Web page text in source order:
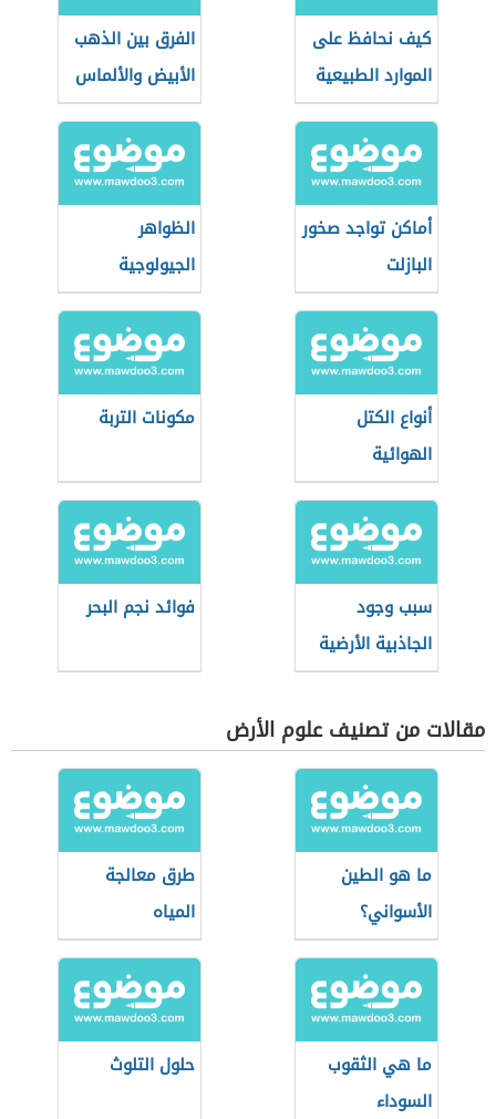
كيف نحافظ على
الموارد الطبيعية
الفرق بين الذهب
الأبيض والألماس
أماكن تواجد صخور
البازلت
الظواهر
الجيولوجية
الخارجية
أنواع الكتل
الهوائية
مكونات التربة
سبب وجود
الجاذبية الأرضية
فوائد نجم البحر
مقالات من تصنيف علوم الأرض
ما هو الطين
الأسواني؟
طرق معالجة
المياه
ما هي الثقوب
السوداء
حلول التلوث